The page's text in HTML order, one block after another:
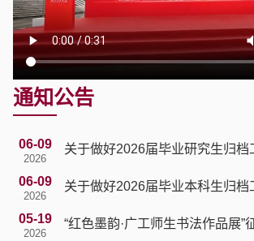
通知公告
06-09
2026
关于做好2026届毕业研究生归档
06-09
2026
关于做好2026届毕业本科生归档
05-19
2026
“红色墨韵·广工师生书法作品展”